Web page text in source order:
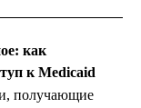
как
к Medicaid
получающие